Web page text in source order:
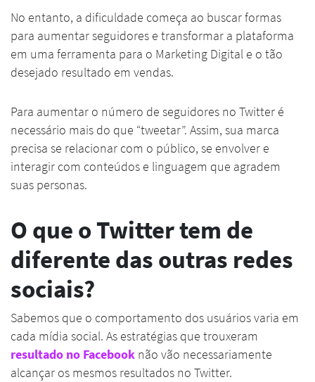
No entanto, a dificuldade começa ao buscar formas
para aumentar seguidores e transformar a plataforma
em uma ferramenta para o Marketing Digital e o tão
desejado resultado em vendas.
Para aumentar o número de seguidores no Twitter é
necessário mais do que “tweetar”. Assim, sua marca
precisa se relacionar com o público, se envolver e
interagir com conteúdos e linguagem que agradem
suas personas.
O que o Twitter tem de
diferente das outras redes
sociais?
Sabemos que o comportamento dos usuários varia em
cada mídia social. As estratégias que trouxeram
resultado no Facebook não vão necessariamente
alcançar os mesmos resultados no Twitter.